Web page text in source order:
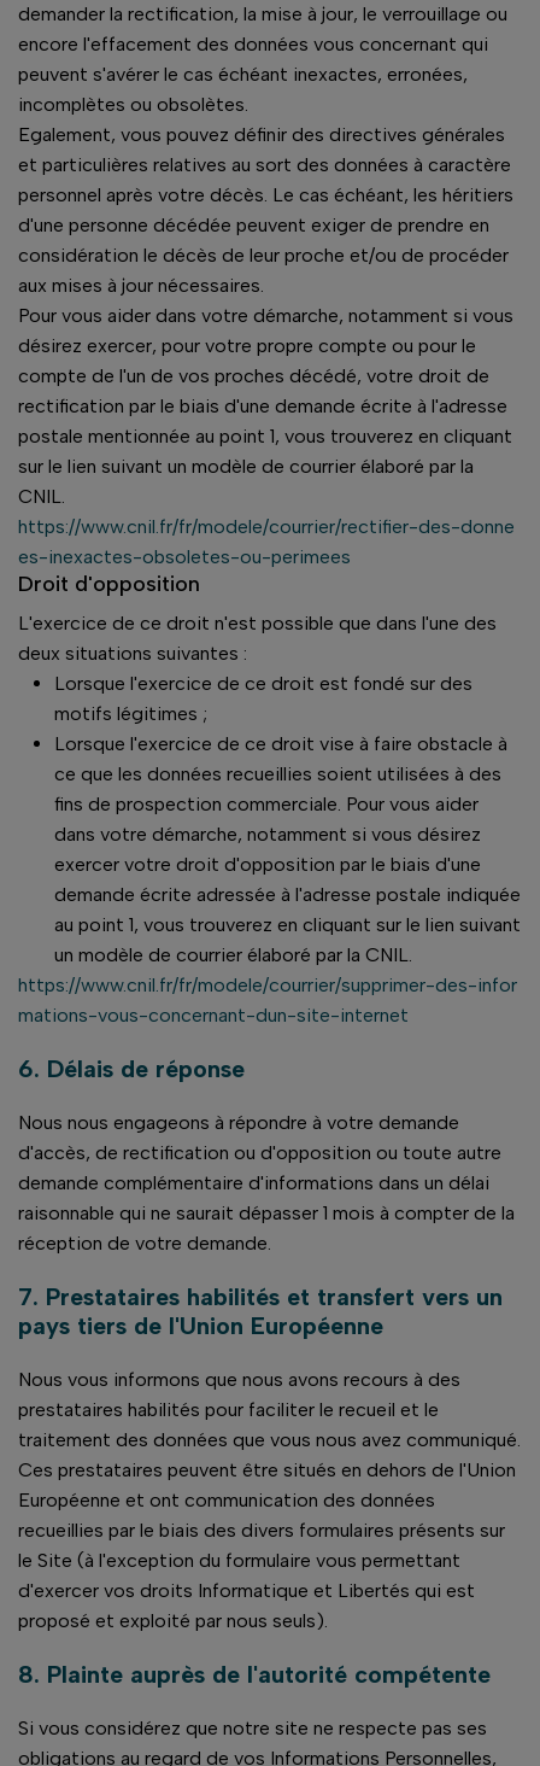
demander la rectification, la mise à jour, le verrouillage ou
encore l'effacement des données vous concernant qui
peuvent s'avérer le cas échéant inexactes, erronées,
incomplètes ou obsolètes.
Egalement, vous pouvez définir des directives générales
et particulières relatives au sort des données à caractère
personnel après votre décès. Le cas échéant, les héritiers
d'une personne décédée peuvent exiger de prendre en
considération le décès de leur proche et/ou de procéder
aux mises à jour nécessaires.
Pour vous aider dans votre démarche, notamment si vous
désirez exercer, pour votre propre compte ou pour le
compte de l'un de vos proches décédé, votre droit de
rectification par le biais d'une demande écrite à l'adresse
postale mentionnée au point 1, vous trouverez en cliquant
sur le lien suivant un modèle de courrier élaboré par la
CNIL.
https://www.cnil.fr/fr/modele/courrier/rectifier-des-donne
es-inexactes-obsoletes-ou-perimees
Droit d'opposition
L'exercice de ce droit n'est possible que dans l'une des
deux situations suivantes :
Lorsque l'exercice de ce droit est fondé sur des
motifs légitimes ;
Lorsque l'exercice de ce droit vise à faire obstacle à
ce que les données recueillies soient utilisées à des
fins de prospection commerciale. Pour vous aider
dans votre démarche, notamment si vous désirez
exercer votre droit d'opposition par le biais d'une
demande écrite adressée à l'adresse postale indiquée
au point 1, vous trouverez en cliquant sur le lien suivant
un modèle de courrier élaboré par la CNIL.
https://www.cnil.fr/fr/modele/courrier/supprimer-des-infor
mations-vous-concernant-dun-site-internet
6. Délais de réponse
Nous nous engageons à répondre à votre demande
d'accès, de rectification ou d'opposition ou toute autre
demande complémentaire d'informations dans un délai
raisonnable qui ne saurait dépasser 1 mois à compter de la
réception de votre demande.
7. Prestataires habilités et transfert vers un
pays tiers de l'Union Européenne
Nous vous informons que nous avons recours à des
prestataires habilités pour faciliter le recueil et le
traitement des données que vous nous avez communiqué.
Ces prestataires peuvent être situés en dehors de l'Union
Européenne et ont communication des données
recueillies par le biais des divers formulaires présents sur
le Site (à l'exception du formulaire vous permettant
d'exercer vos droits Informatique et Libertés qui est
proposé et exploité par nous seuls).
8. Plainte auprès de l'autorité compétente
Si vous considérez que notre site ne respecte pas ses
obligations au regard de vos Informations Personnelles,